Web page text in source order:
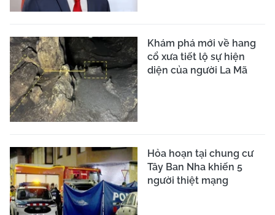
Khám phá mới về hang
cổ xưa tiết lộ sự hiện
diện của người La Mã
Hỏa hoạn tại chung cư
Tây Ban Nha khiến 5
người thiệt mạng